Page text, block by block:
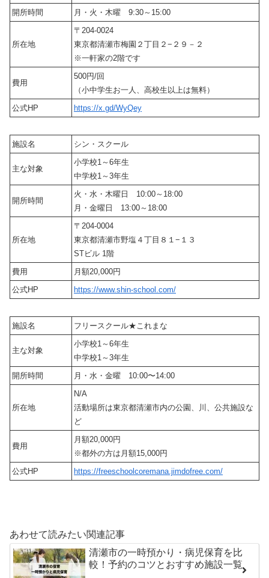
開所時間 月・火・木曜 9:30～15:00
所在地
〒204-0024
東京都清瀬市梅園２丁目２−２９－２
※一軒家の2階です
費用
500円/回
（小中学生お一人、高校生以上は無料）
公式HP
https://x.gd/WyQey
施設名 シン・スクール
主な対象
小学校1～6年生
中学校1～3年生
開所時間
火・水・木曜日 10:00～18:00
月・金曜日 13:00～18:00
所在地
〒204-0004
東京都清瀬市野塩４丁目８１−１３
STビル 1階
費用
月額20,000円
公式HP
https://www.shin-school.com/
施設名 フリースクール★これまな
主な対象
小学校1～6年生
中学校1～3年生
開所時間
月・水・金曜 10:00〜14:00
所在地
N/A
活動場所は東京都清瀬市内の公園、川、公共施設な
ど
費用
月額20,000円
※都外の方は月額15,000円
公式HP
https://freeschoolcoremana.jimdofree.com/
あわせて読みたい関連記事
清瀬市の一時預かり・病児保育を比
較！予約のコツとおすすめ施設一覧